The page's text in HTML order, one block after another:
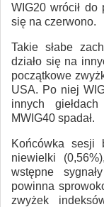
WIG20 wrócił do
się na czerwono.
Takie słabe
działo się na
początkowe
USA. Po niej
innych
MWIG40 spadał.
Końcówka sesji
niewielki
wstępne
powinna
zwyżek